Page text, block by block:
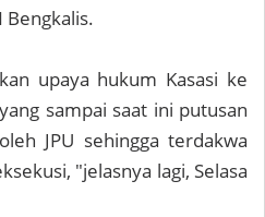
Bengkalis.
upaya hukum Kasasi ke
sampai saat ini putusan
JPU sehingga terdakwa
"jelasnya lagi, Selasa